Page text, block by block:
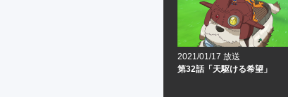
2021/01/17 放送
第32話「天駆ける希望」